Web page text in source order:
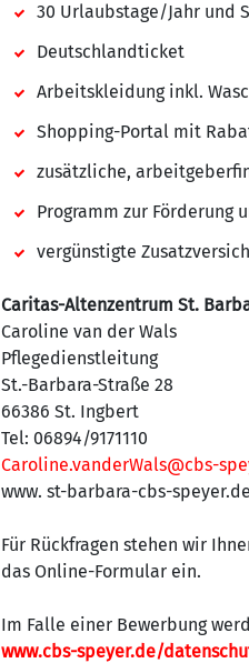
30 Urlaubstage/Jahr und
Deutschlandticket
Arbeitskleidung inkl.
Shopping-Portal mit
zusätzliche,
Programm zur Förderung
vergünstigte
Caritas-Altenzentrum St.
Caroline van der Wals
Pflegedienstleitung
St.-Barbara-Straße 28
66386 St. Ingbert
Tel: 06894/9171110
Caroline.vanderWals@cbs-
www. st-barbara-cbs-speyer.de
Für Rückfragen stehen wir
das Online-Formular ein.
Im Falle einer Bewerbung
www.cbs-speyer.de/